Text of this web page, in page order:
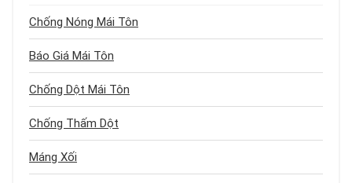
Chống Nóng Mái Tôn
Báo Giá Mái Tôn
Chống Dột Mái Tôn
Chống Thấm Dột
Máng Xối